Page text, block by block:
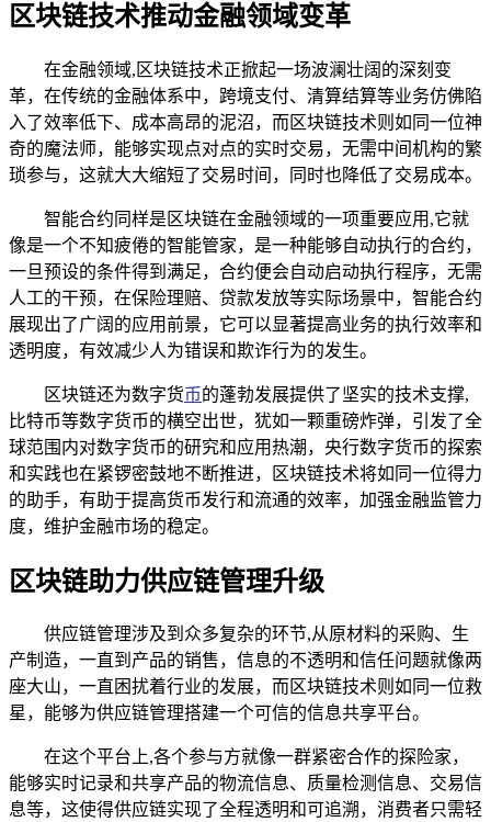
区块链技术推动金融领域变革
在金融领域,区块链技术正掀起一场波澜壮阔的深刻变
革，在传统的金融体系中，跨境支付、清算结算等业务仿佛陷
入了效率低下、成本高昂的泥沼，而区块链技术则如同一位神
奇的魔法师，能够实现点对点的实时交易，无需中间机构的繁
琐参与，这就大大缩短了交易时间，同时也降低了交易成本。
智能合约同样是区块链在金融领域的一项重要应用,它就
像是一个不知疲倦的智能管家，是一种能够自动执行的合约，
一旦预设的条件得到满足，合约便会自动启动执行程序，无需
人工的干预，在保险理赔、贷款发放等实际场景中，智能合约
展现出了广阔的应用前景，它可以显著提高业务的执行效率和
透明度，有效减少人为错误和欺诈行为的发生。
区块链还为数字货币的蓬勃发展提供了坚实的技术支撑,
比特币等数字货币的横空出世，犹如一颗重磅炸弹，引发了全
球范围内对数字货币的研究和应用热潮，央行数字货币的探索
和实践也在紧锣密鼓地不断推进，区块链技术将如同一位得力
的助手，有助于提高货币发行和流通的效率，加强金融监管力
度，维护金融市场的稳定。
区块链助力供应链管理升级
供应链管理涉及到众多复杂的环节,从原材料的采购、生
产制造，一直到产品的销售，信息的不透明和信任问题就像两
座大山，一直困扰着行业的发展，而区块链技术则如同一位救
星，能够为供应链管理搭建一个可信的信息共享平台。
在这个平台上,各个参与方就像一群紧密合作的探险家，
能够实时记录和共享产品的物流信息、质量检测信息、交易信
息等，这使得供应链实现了全程透明和可追溯，消费者只需轻